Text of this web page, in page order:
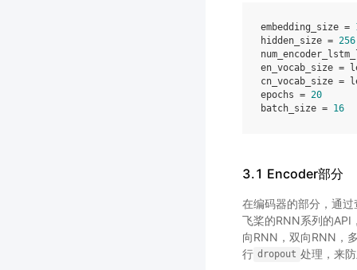
embedding_size =
hidden_size = 256
en_vocab_size =
cn_vocab_size =
epochs = 20
batch_size = 16
3.1 Encoder部分
在编码器的部分，通
飞桨的RNN系列的API
向RNN，双向RNN，
行 dropout 处理，来